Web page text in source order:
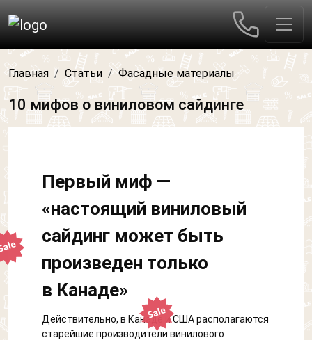
Главная Статьи Фасадные материалы
10 мифов о виниловом сайдинге
Первый миф —
«настоящий виниловый
сайдинг может быть
произведен только
в Канаде»
Действительно, в Канаде и США располагаются
старейшие производители винилового